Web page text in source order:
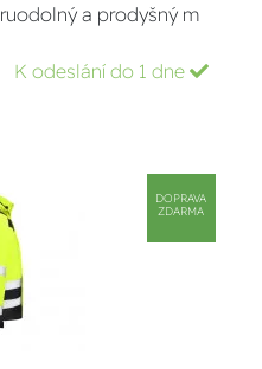
a prodyšný m
K odeslání do 1 dne
DOPRAVA
ZDARMA